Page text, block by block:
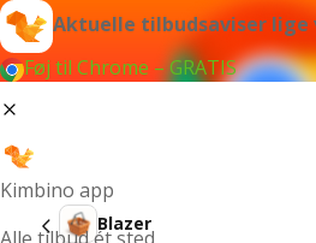
Aktuelle tilbudsaviser lige
Føj til Chrome – GRATIS
Kimbino app
Blazer